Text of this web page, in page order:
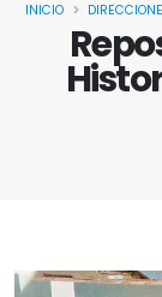
INICIO